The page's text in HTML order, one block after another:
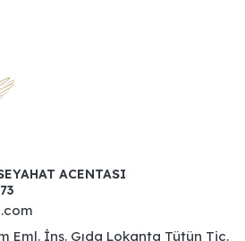
ACENTASI
Eml. İnş. Gıda Lokanta Tütün Tic.